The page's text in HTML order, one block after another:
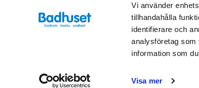
Vi använder
tillhandahålla
identifierare och
analysföretag som
information som
Visa mer